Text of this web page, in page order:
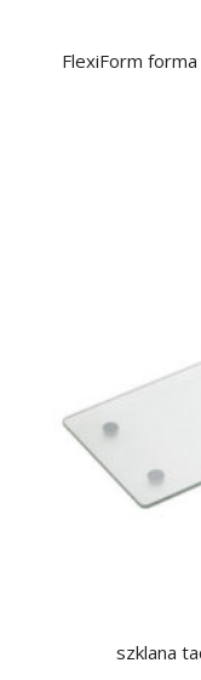
FlexiForm
szklana